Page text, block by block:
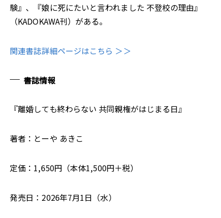
験』、『娘に死にたいと言われました 不登校の理由』
（KADOKAWA刊）がある。
関連書誌詳細ページはこちら ＞＞
書誌情報
『離婚しても終わらない 共同親権がはじまる日』
著者：とーや あきこ
定価：1,650円（本体1,500円＋税）
発売日：2026年7月1日（水）